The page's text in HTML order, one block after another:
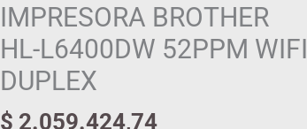
IMPRESORA BROTHER
HL-L6400DW 52PPM WIFI
DUPLEX
$ 2.059.424,74